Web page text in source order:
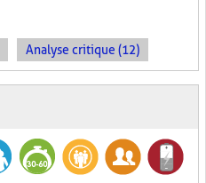
Analyse critique (12)